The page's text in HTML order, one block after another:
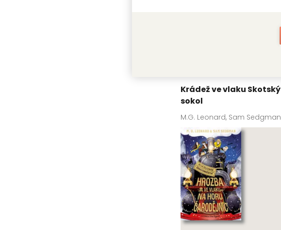
Krádež ve vlaku Skotský
sokol
M.G. Leonard, Sam Sedgman